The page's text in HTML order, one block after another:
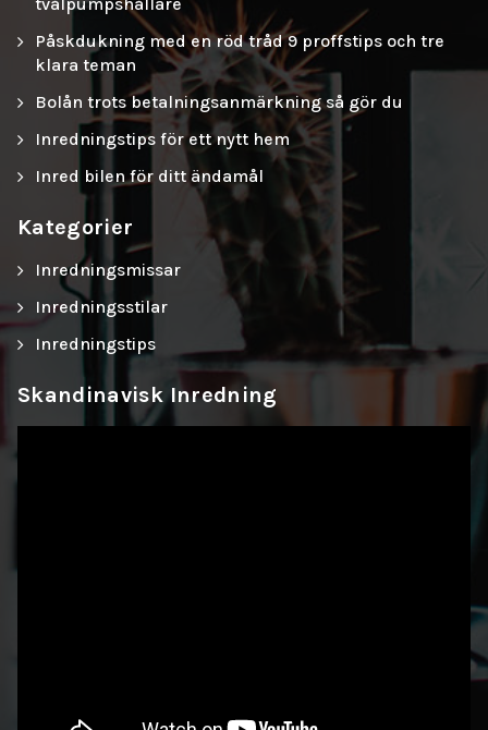
Påskdukning med en röd tråd 9 proffstips och tre
klara teman
Bolån trots betalningsanmärkning så gör du
Inredningstips för ett nytt hem
Inred bilen för ditt ändamål
Kategorier
Inredningsmissar
Inredningsstilar
Inredningstips
Skandinavisk Inredning